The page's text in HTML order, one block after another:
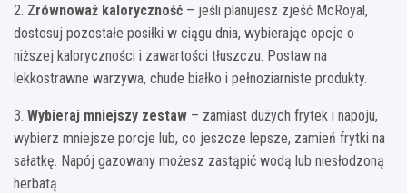
2. Zrównoważ kaloryczność – jeśli planujesz zjeść McRoyal,
dostosuj pozostałe posiłki w ciągu dnia, wybierając opcje o
niższej kaloryczności i zawartości tłuszczu. Postaw na
lekkostrawne warzywa, chude białko i pełnoziarniste produkty.
3. Wybieraj mniejszy zestaw – zamiast dużych frytek i napoju,
wybierz mniejsze porcje lub, co jeszcze lepsze, zamień frytki na
sałatkę. Napój gazowany możesz zastąpić wodą lub niesłodzoną
herbatą.